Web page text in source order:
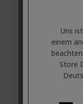
Uns
einem
Store